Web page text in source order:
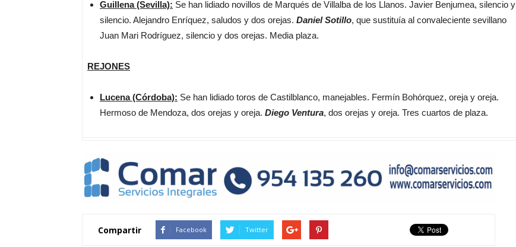
Guillena (Sevilla): Se han lidiado novillos de Marqués de Villalba de los Llanos. Javier Benjumea, silencio y
silencio. Alejandro Enríquez, saludos y dos orejas. Daniel Sotillo, que sustituía al convaleciente sevillano
Juan Mari Rodríguez, silencio y dos orejas. Media plaza.
REJONES
Lucena (Córdoba): Se han lidiado toros de Castilblanco, manejables. Fermín Bohórquez, oreja y oreja.
Hermoso de Mendoza, dos orejas y oreja. Diego Ventura, dos orejas y oreja. Tres cuartos de plaza.
Compartir Facebook Twitter